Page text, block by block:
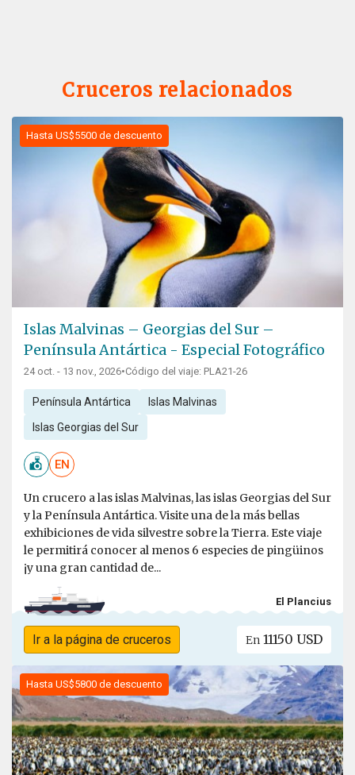
Cruceros relacionados
Hasta US$5500 de descuento
Islas Malvinas – Georgias del Sur –
Península Antártica - Especial Fotográfico
24 oct. - 13 nov., 2026•Código del viaje: PLA21-26
Península Antártica Islas Malvinas
Islas Georgias del Sur
EN
Un crucero a las islas Malvinas, las islas Georgias del Sur
y la Península Antártica. Visite una de la más bellas
exhibiciones de vida silvestre sobre la Tierra. Este viaje
le permitirá conocer al menos 6 especies de pingüinos
¡y una gran cantidad de...
El Plancius
Ir a la página de cruceros En 11150 USD
Hasta US$5800 de descuento